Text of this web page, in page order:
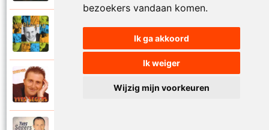
bezoekers vandaan komen.
Ik ga akkoord
Ik weiger
Wijzig mijn voorkeuren
Yves Segers